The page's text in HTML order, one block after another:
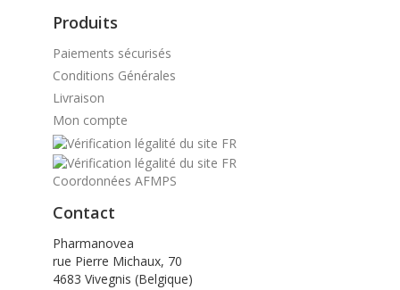
Produits
Paiements sécurisés
Conditions Générales
Livraison
Mon compte
Coordonnées AFMPS
Contact
Pharmanovea
rue Pierre Michaux, 70
4683 Vivegnis (Belgique)